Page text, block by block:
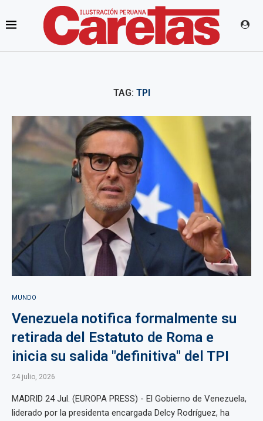
TAG: TPI
MUNDO
Venezuela notifica formalmente su
retirada del Estatuto de Roma e
inicia su salida "definitiva" del TPI
24 julio, 2026
MADRID 24 Jul. (EUROPA PRESS) - El Gobierno de Venezuela,
liderado por la presidenta encargada Delcy Rodríguez, ha